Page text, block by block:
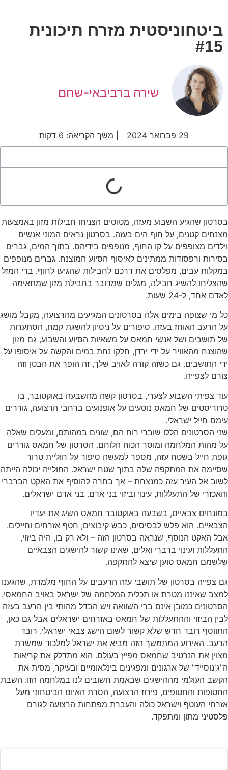
ביטחוניסטית מזרח תיכונית
#15
שירה ברביבאי-שחם
29 פברואר 2024 | משך הקריאה: 6 דקות
שהגיע השבוע מעזה, מטוסים הצניחו חבילות מזון באמצעות
קטנים, על חוף הים בעזה. בסרטון נראים המוני אנשים
מצופפים על קו החוף, מנופפים בידיהם. בתוך המים, גברים
ורפסודות ממתינים לאיסוף הסיוע המוצנח. גברים מנופפים
עבים, מפלסים את דרכם לחבילות שהגיעו לחוף. ברי המזל
להשיג חבילה, מגלים שמדובר בחבילת מזון שמתאימה
אחד, ל-24 שעות.
מי שצופה בימים אלה בסרטונים המגיעים מהרצועה, מקבל מושג
הרעב האוחז בעזה. סיפורים על ניסיון להשגת קמח, הסתערות
תושבים ושל אנשי חמאס על משאיות הסיוע והשבוע, גם מזון
מהאוויר על ידי ירדן, חלקו נחת במים והקשה על איסופו על
התושבים. גם כשזה קורה לאויב שלך, זה הופך את הבטן וזה
לצפייה.
צפיתי השבוע לצערי, בסרטון קשה מהשבעה באוקטובר, בו
של חמאס נוסעים על אופנועים ברחבי הרצועה, גוררים
חייל ישראלי.
הסרטונים הללו שוברי רוח הם, שונים במהותם, ומעלים שאלה
מהות המלחמה ומוסר הכוח הלוחם. הסרטון של חמאס גוררים
חייל בשטח עזה, מספר למעשה סיפור על חוליית טרור
את המתקפה שלה בתוך שטח ישראל. החולייה יכולה הייתה
אל העיר עזה כמנצחת – אך בחרה להוסיף את האקט הברברי
של התעללות, עינוי וביזוי בני אדם. בני אדם ישראלים.
צבאיים, בשבעה באוקטובר חמאס השיג את יעדיו
הוא פלש לבסיסים, כבש קיבוצים, חטף אזרחים וחיילים.
האקט הנוסף, שנראה בסרטון הזה – ולא רק בו, היה ביזוי,
ועינוי ברברי ואלים, שאינו קשור להישגים הצבאיים
חמאס טוען שיצא להתקפה.
צפייה בסרטון של תושבי עזה הרעבים על החוף מלמדת, שהגענו
שאיננו מטרת או תכלית המלחמה של ישראל באויב החמאסי.
כמובן אינם ברי השוואה ויש הבדל מהותי בין הרעב בעזה
הביזוי וההתעללות של חמאס באזרחים ישראלים אבל גם כאן,
רובד חדש שלא קשור לשום הישג צבאי ישראלי. רובד
האירוע המתמשך הזה מביא את ישראל למלכוד שמשרת
את הנרטיב שחמאס מפיץ בעולם. הוא מתדלק את קריאות
של ארגונים ומפגינים בינלאומיים ובעיקר, מסית את
העולמי מההישגים שבאמת חשובים לנו במלחמה הזו: השבת
והחטופים, פירוז הרצועה, הסרת האיום הביטחוני מעל
העוטף וישראל כולה והעברת מפתחות הרצועה לגורם
מתון ומתפקד.